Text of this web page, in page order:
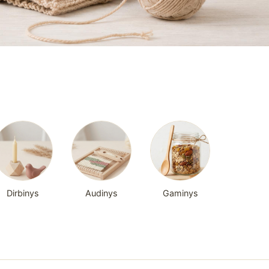
Dirbinys Audinys Gaminys